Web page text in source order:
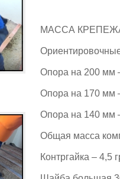
МАССА
Опора на 200 мм
Опора на 170 мм
Опора на 140 мм
Общая масса
Контргайка – 4,5